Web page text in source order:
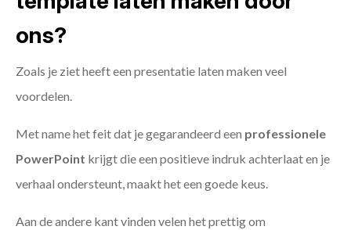
ons?
Zoals je ziet heeft een presentatie laten maken veel
voordelen.
Met name het feit dat je gegarandeerd een professionele
PowerPoint krijgt die een positieve indruk achterlaat en je
verhaal ondersteunt, maakt het een goede keus.
Aan de andere kant vinden velen het prettig om